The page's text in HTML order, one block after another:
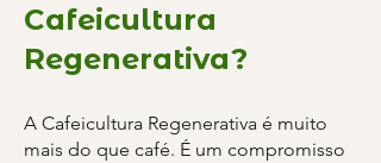
Cafeicultura
Regenerativa?
A Cafeicultura Regenerativa é muito
mais do que café. É um compromisso